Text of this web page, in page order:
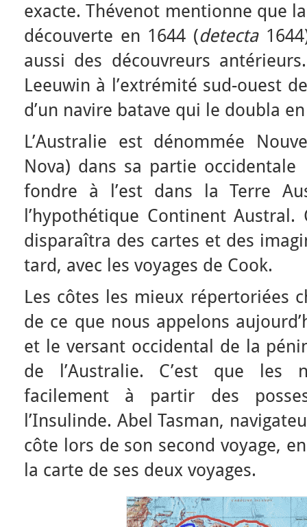
exacte. Thévenot mentionne que
découverte en 1644 (detecta
aussi des découvreurs
Leeuwin à l’extrémité sud-ouest
d’un navire batave qui le doubla
L’Australie est dénommée
Nova) dans sa partie
fondre à l’est dans la Terre
l’hypothétique Continent
disparaîtra des cartes et des
tard, avec les voyages de Cook.
Les côtes les mieux répertoriées
de ce que nous appelons
et le versant occidental de la
de l’Australie. C’est que les
facilement à partir des
l’Insulinde. Abel Tasman,
côte lors de son second voyage,
la carte de ses deux voyages.